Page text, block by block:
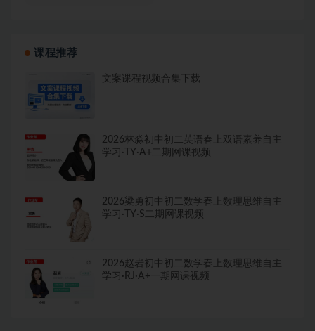
课程推荐
文案课程视频合集下载
2026林淼初中初二英语春上双语素养自主
学习·TY·A+二期网课视频
2026梁勇初中初二数学春上数理思维自主
学习·TY·S二期网课视频
2026赵岩初中初二数学春上数理思维自主
学习·RJ·A+一期网课视频